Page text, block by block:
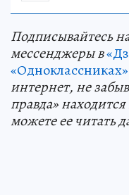
Подписывайтесь
мессенджеры в
«Одноклассниках»
интернет, не
правда» находится
можете ее читать